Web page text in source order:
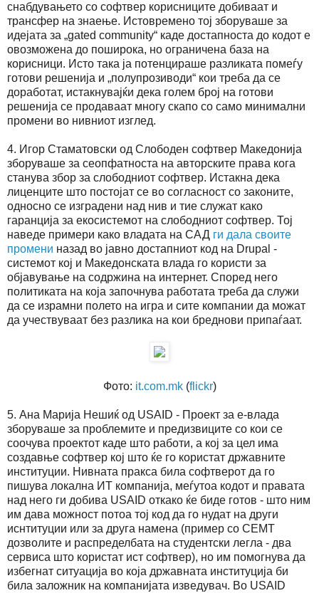
снабдувањето со софтвер корисниците добиваат и
трансфер на знаење. Истовремено тој зборуваше за
идејата за „gated community“ каде достапноста до кодот е
овозможена до поширока, но ограничена база на
корисници. Исто така ја потенцираше разликата помеѓу
готови решенија и „полупрозиводи“ кои треба да се
доработат, истакнувајќи дека голем број на готови
решенија се продаваат многу скапо со само минимални
промени во нивниот изглед.
4. Игор Стаматовски од Слободен софтвер Македонија
зборуваше за сеопфатноста на авторските права кога
станува збор за слободниот софтвер. Истакна дека
лиценците што постојат се во согласност со законите,
односно се изградени над нив и тие служат како
гаранција за екосистемот на слободниот софтвер. Тој
наведе примери како владата на САД ги дала своите
промени назад во јавно достапниот код на Drupal -
системот кој и Македонската влада го користи за
објавување на содржина на интернет. Според него
политиката на која започнува работата треба да служи
да се израмни полето на игра и сите компании да можат
да учествуваат без разлика на кои бреднови припаѓаат.
Фото: it.com.mk(flickr)
5. Ана Марија Нешиќ од USAID - Проект за е-влада
зборуваше за проблемите и предизвиците со кои се
соочува проектот каде што работи, а кој за цел има
создавње софтвер кој што ќе го користат државните
институции. Нивната пракса била софтверот да го
пишува локална ИТ компанија, меѓутоа кодот и правата
над него ги добива USAID откако ќе биде готов - што ним
им дава можност потоа тој код да го нудат на други
иснтитуции или за друга намена (пример со CEMT
дозволите и распределбата на студентски легла - два
сервиса што користат ист софтвер), но им помогнува да
избегнат ситуација во која државната институција би
била заложник на компанијата изведувач. Во USAID